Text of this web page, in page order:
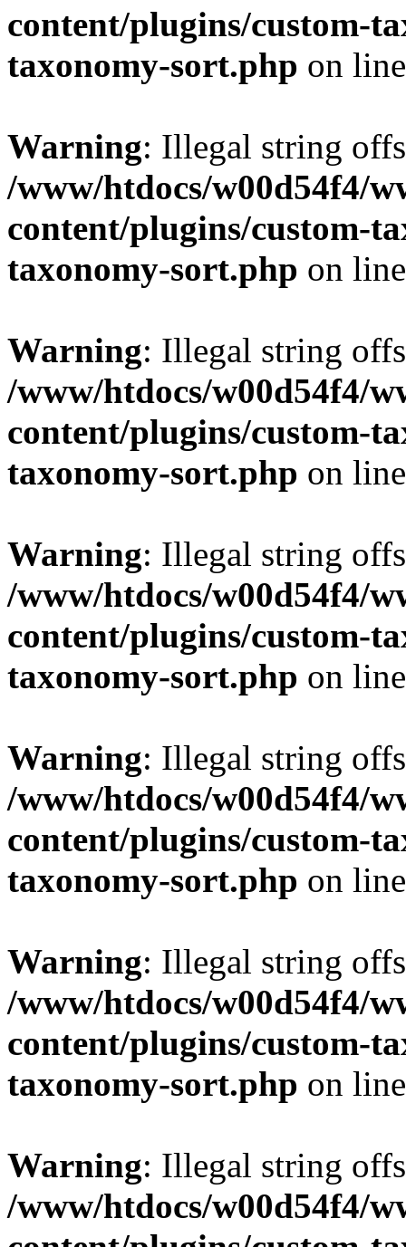
content/plugins/custom-
taxonomy-sort.php on
Warning: Illegal string
/www/htdocs/w00d54f4/
content/plugins/custom-
taxonomy-sort.php on
Warning: Illegal string
/www/htdocs/w00d54f4/
content/plugins/custom-
taxonomy-sort.php on
Warning: Illegal string
/www/htdocs/w00d54f4/
content/plugins/custom-
taxonomy-sort.php on
Warning: Illegal string
/www/htdocs/w00d54f4/
content/plugins/custom-
taxonomy-sort.php on
Warning: Illegal string
/www/htdocs/w00d54f4/
content/plugins/custom-
taxonomy-sort.php on
Warning: Illegal string
/www/htdocs/w00d54f4/